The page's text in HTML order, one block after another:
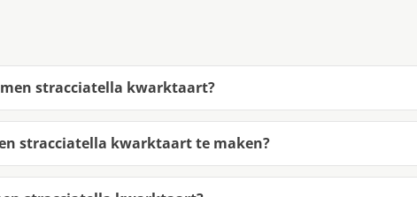
stracciatella kwarktaart?
stracciatella kwarktaart te maken?